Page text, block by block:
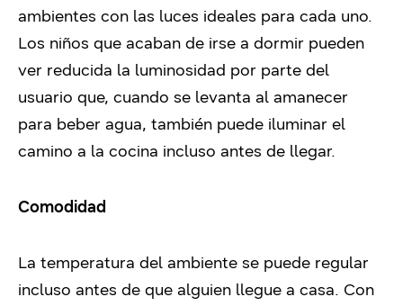
ambientes con las luces ideales para cada uno.
Los niños que acaban de irse a dormir pueden
ver reducida la luminosidad por parte del
usuario que, cuando se levanta al amanecer
para beber agua, también puede iluminar el
camino a la cocina incluso antes de llegar.
Comodidad
La temperatura del ambiente se puede regular
incluso antes de que alguien llegue a casa. Con